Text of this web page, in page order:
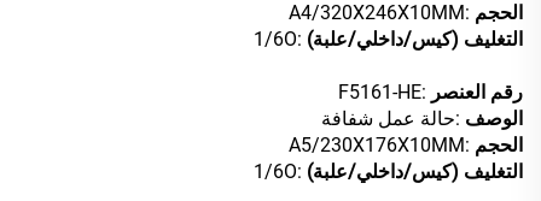
الحجم :A4/320X246X10MM
التغليف (كيس/داخلي/علبة) :1/6O
رقم العنصر :F5161-HE
الوصف :حالة عمل شفافة
الحجم :A5/230X176X10MM
التغليف (كيس/داخلي/علبة) :1/6O